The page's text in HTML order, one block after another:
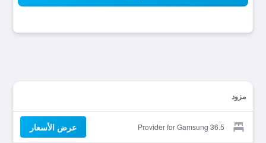
مزود
Provider for Gamsung 36.5 عرض الأسعار